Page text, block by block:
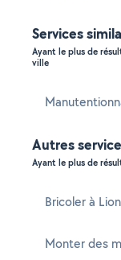
Services
Ayant le plus de
ville
Autres
Ayant le plus de
Bricoler à
Monter des